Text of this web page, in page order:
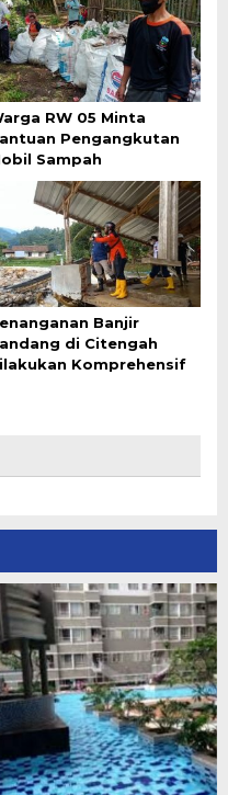
RW 05 Minta
Pengangkutan
Sampah
Banjir
di Citengah
Komprehensif